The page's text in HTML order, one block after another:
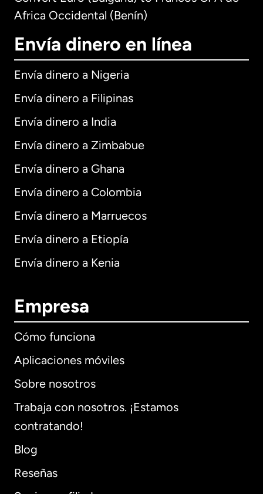
Africa Occidental (Benín)
Envía dinero en línea
Envía dinero a Nigeria
Envía dinero a Filipinas
Envía dinero a India
Envía dinero a Zimbabue
Envía dinero a Ghana
Envía dinero a Colombia
Envía dinero a Marruecos
Envía dinero a Etiopía
Envía dinero a Kenia
Empresa
Cómo funciona
Aplicaciones móviles
Sobre nosotros
Trabaja con nosotros. ¡Estamos
contratando!
Blog
Reseñas